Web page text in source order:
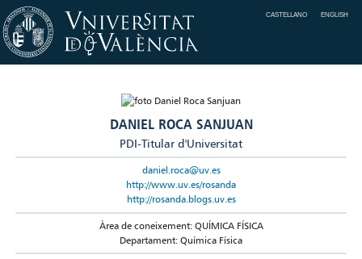
CASTELLANO ENGLISH
DANIEL ROCA SANJUAN
PDI-Titular d'Universitat
daniel.roca@uv.es
http://www.uv.es/rosanda
http://rosanda.blogs.uv.es
Àrea de coneixement: QUÍMICA FÍSICA
Departament: Química Física